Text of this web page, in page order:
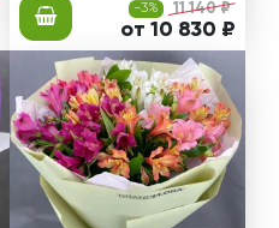
-3% 11 140 ₽
от 10 830 ₽